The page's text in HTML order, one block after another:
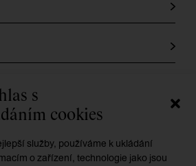
s
cookies
služby, používáme k ukládání
o zařízení, technologie jako jsou